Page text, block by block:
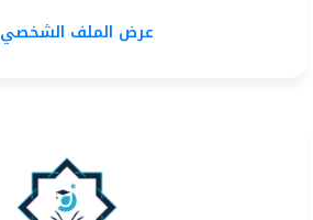
عرض الملف الشخصي